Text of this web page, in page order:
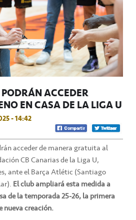
ACCEDER
EN CASA DE LA LIGA U
- 14:42
acceder de manera gratuita al
CB Canarias de la Liga U,
ante el Barça Atlétic (Santiago
El club ampliará esta medida a
de la temporada 25-26, la primera
nueva creación.